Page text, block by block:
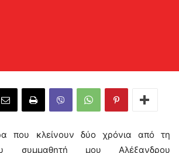
που κλείνουν δύο χρόνια από τη
συμμαθητή μου Αλέξανδρου